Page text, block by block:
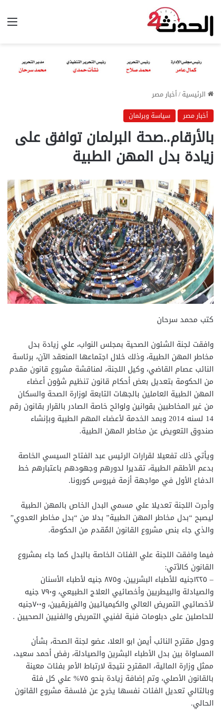
الرئيسية/أخبار مصر
أخبار مصر
سياسة وبرلمان
بالأرقام..صحة البرلمان توافق على
زيادة بدل المهن الطبية
كتب محمد سرحان
وافقت لجنة الشئون الصحية بمجلس النواب، علي زيادة بدل
مخاطر المهن الطبية، وذلك خلال اجتماعها المنعقد الآن، برئاسة
النائب عصام القاضي، وكيل اللجنة، لمناقشة مشروع قانون مقدم
من الحكومة بتعديل بعض أحكام قانون تنظيم شؤون أعضاء
المهن الطبية العاملين بالجهات التابعة لوزارة الصحة والسكان
من غير المخاطبين بقوانين ولوائح خاصة الصادر بالقرار بقانون رقم
14 لسنه 2014 وبمد الخدمة لأعضاء المهم الطبية وبإنشاء
صندوق التعويض عن مخاطر المهن الطبية.
ويأتي ذلك تفعيلا لقرارات الرئيس عبد الفتاح السيسي الخاصة
بدعم الأطقم الطبية، تقديرا لدورهم وجهودهم باعتبارهم خط
الدفاع الأول في مواجهة أزمة فيروس كورونا.
وأجرت اللجنة تعديلا علي مسمي البدل الخاص بالمهن الطبية
ليصبح “بدل مخاطر المهن الطبية” بدلا من “بدل مخاطر العدوي”
والذي جاء بنص مشروع القانون المٌقدم من الحكومة.
فيما وافقت اللجنة علي الفئات الخاصة بالبدل كما جاء بمشروع
القانون كالآتي:
– ١٢٢٥جنيه للأطباء البشريين، و٨٧٥ جنيه لأطباء الأسنان
والصيادلة والبيطريين وأخصائيي العلاج الطبيعي، و۷۹۰ جنيه
لأخصائيي التمريض العالي والكيميائيين والفيزيقيين، و٧٠٠جنيه
للحاصلين على دبلومات فنية لفنيي التمريض والفنيين الصحيين .
وحول مقترح النائب أيمن ابو العلا، عضو لجنة الصحة، بشأن
المساواة بين بدل الأطباء البشرين والصيادلة، رفض أحمد سعيد،
ممثل وزارة المالية، المقترح نتيجة لارتباط الأمر بفئات معينة
بالقانون الأصلي، وتم إضافة زيادة بنحو ٧٥% علي كل فئة
وبالتالي تعديل الفئات نفسها يخرج عن فلسفة مشروع القانون
الحالي.